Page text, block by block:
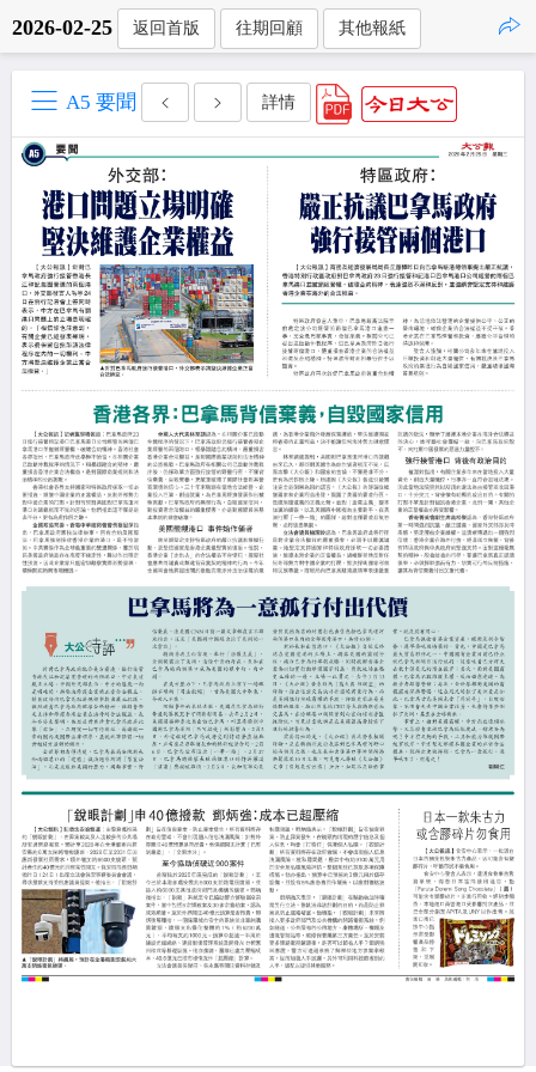
2026-02-25 返回首版 往期回顧 其他報紙
A5 要聞 詳情